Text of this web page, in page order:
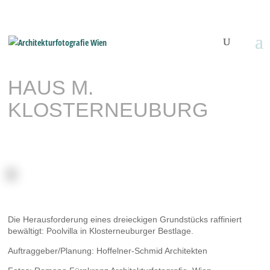
HAUS M.
KLOSTERNEUBURG
Die Herausforderung eines dreieckigen Grundstücks raffiniert
bewältigt: Poolvilla in Klosterneuburger Bestlage.
Auftraggeber/Planung: Hoffelner-Schmid Architekten